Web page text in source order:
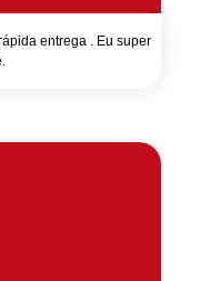
entrega . Eu super